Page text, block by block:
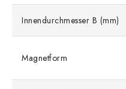
Innendurchmesser B (mm)
Magnetform